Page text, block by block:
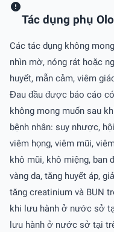
Tác dụng phụ
Các tác dụng không
nhìn mờ, nóng rát hoặc
huyết, mẫn cảm, viêm
Đau đầu được báo cáo
không mong muốn sau
bệnh nhân: suy nhược,
viêm họng, viêm mũi,
khô mũi, khô miệng, ban
vàng da, tăng huyết áp,
tăng creatinium và BUN
khi lưu hành ở nước sở
lưu hành ở nước sở tại